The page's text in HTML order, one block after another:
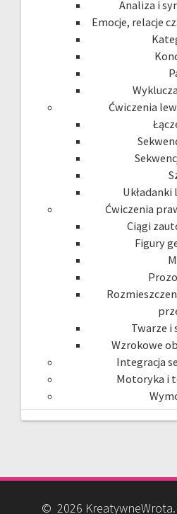
Analiza i
Emocje, relacje
Ćwiczenia
Ćwiczenia
Ciągi
Figury
Twarze i
Wzrokowe
Integracja
Motoryka i
© 2026